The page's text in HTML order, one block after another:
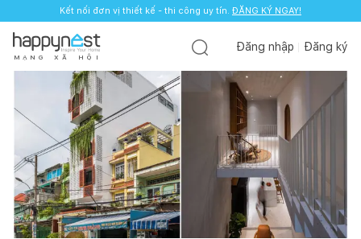
Kết nối đơn vị thiết kế - thi công uy tín. ĐĂNG KÝ NGAY!
Kết nối đơn vị thiết kế - thi công uy tín. ĐĂNG KÝ NGAY!
M Ạ N G X Ã H Ộ I
Đăng nhập Đăng ký